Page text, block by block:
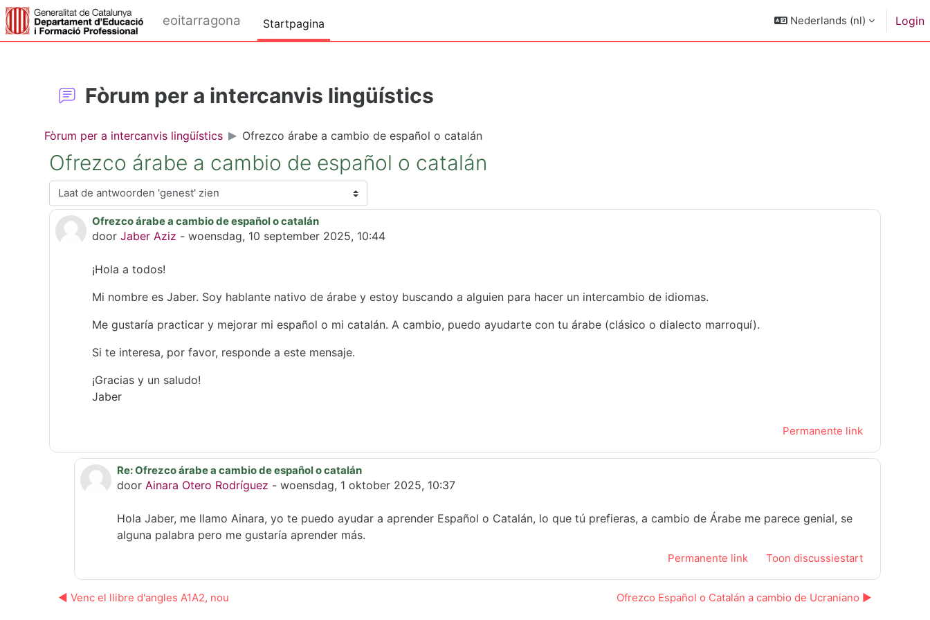
Ga naar hoofdinhoud
eoitarragona Startpagina Nederlands ‎(nl)‎ Login
Fòrum per a intercanvis lingüístics
Fòrum per a intercanvis lingüístics Ofrezco árabe a cambio de español o catalán
Ofrezco árabe a cambio de español o catalán
Toon modus
Ofrezco árabe a cambio de español o catalán
door Jaber Aziz - woensdag, 10 september 2025, 10:44
Aantal antwoorden: 1
¡Hola a todos!
Mi nombre es Jaber. Soy hablante nativo de árabe y estoy buscando a alguien para hacer un intercambio de idiomas.
Me gustaría practicar y mejorar mi español o mi catalán. A cambio, puedo ayudarte con tu árabe (clásico o dialecto marroquí).
Si te interesa, por favor, responde a este mensaje.
¡Gracias y un saludo!
Jaber
Permanente link
Als antwoord op Jaber Aziz
Re: Ofrezco árabe a cambio de español o catalán
door Ainara Otero Rodríguez -woensdag, 1 oktober 2025, 10:37
Hola Jaber, me llamo Ainara, yo te puedo ayudar a aprender Español o Catalán, lo que tú prefieras, a cambio de Árabe me parece genial, se
alguna palabra pero me gustaría aprender más.
Permanente link Toon discussiestart
◀︎ Venc el llibre d'angles A1A2, nou Ofrezco Español o Catalán a cambio de Ucraniano ▶︎